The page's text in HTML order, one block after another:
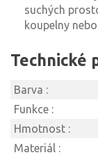
suchých
koupelny
Technické
Barva :
Funkce :
Hmotnost :
Materiál :